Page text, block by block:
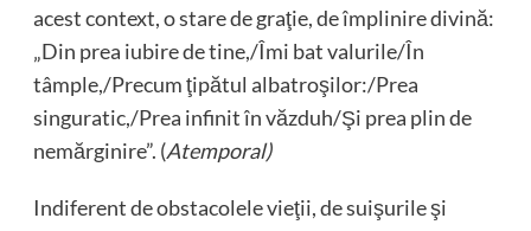
acest context, o stare de graţie, de împlinire divină:
„Din prea iubire de tine,/Îmi bat valurile/În
tâmple,/Precum ţipătul albatroşilor:/Prea
singuratic,/Prea infinit în văzduh/Şi prea plin de
nemărginire”. (Atemporal)
Indiferent de obstacolele vieţii, de suişurile şi